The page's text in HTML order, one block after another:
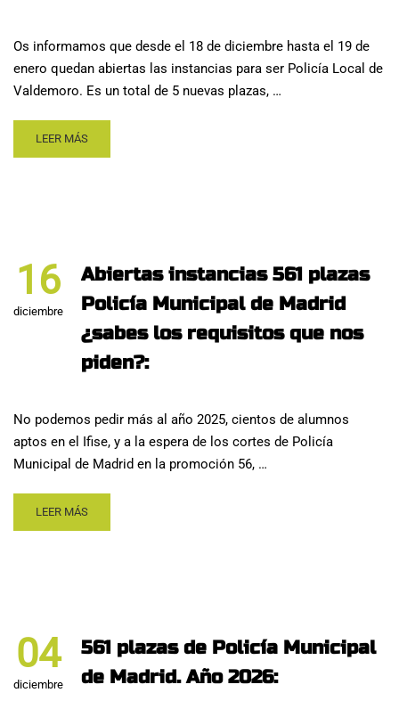
Os informamos que desde el 18 de diciembre hasta el 19 de
enero quedan abiertas las instancias para ser Policía Local de
Valdemoro. Es un total de 5 nuevas plazas, …
LEER MÁS
16
diciembre
Abiertas instancias 561 plazas
Policía Municipal de Madrid
¿sabes los requisitos que nos
piden?:
No podemos pedir más al año 2025, cientos de alumnos
aptos en el Ifise, y a la espera de los cortes de Policía
Municipal de Madrid en la promoción 56, …
LEER MÁS
04
diciembre
561 plazas de Policía Municipal
de Madrid. Año 2026: